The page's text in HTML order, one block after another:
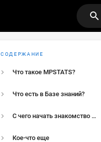
СОДЕРЖАНИЕ
Что такое MPSTATS?
Что есть в Базе знаний?
С чего начать знакомство с MPSTATS?
Кое-что еще